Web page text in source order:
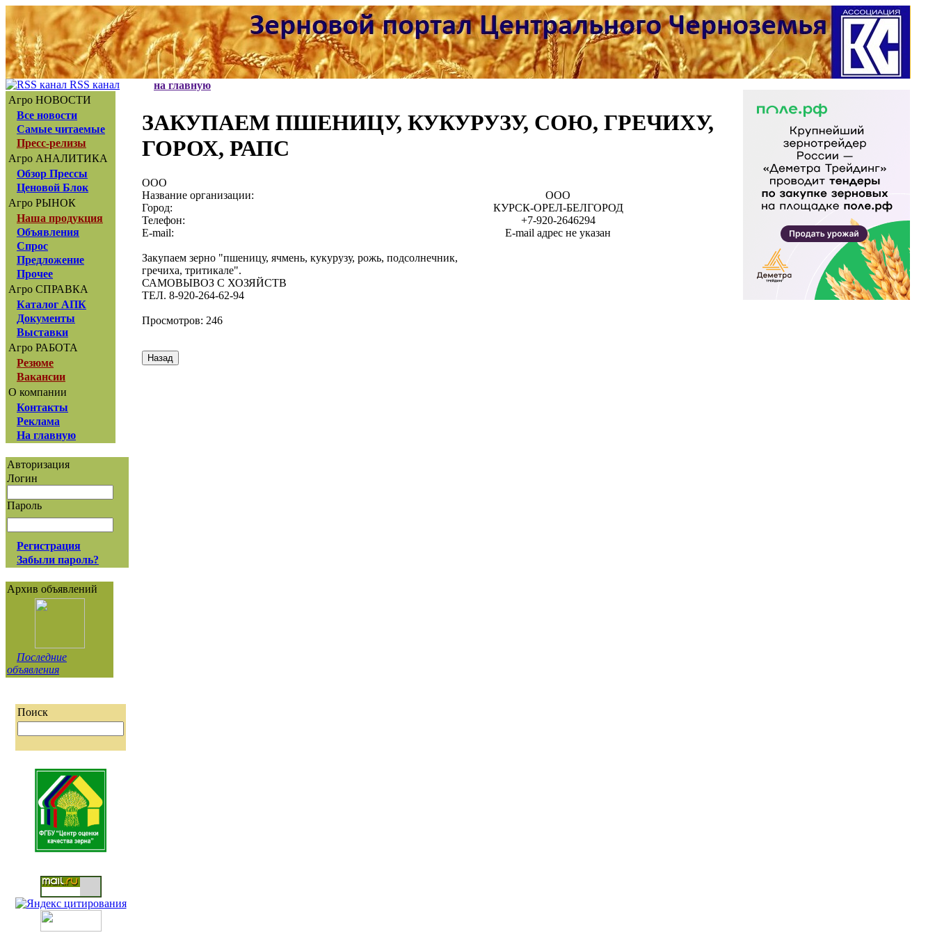
RSS канал
Агро НОВОСТИ
Все новости
Самые читаемые
Пресс-релизы
Агро АНАЛИТИКА
Обзор Прессы
Ценовой Блок
Агро РЫНОК
Наша продукция
Объявления
Спрос
Предложение
Прочее
Агро СПРАВКА
Каталог АПК
Документы
Выставки
Агро РАБОТА
Резюме
Вакансии
О компании
Контакты
Реклама
На главную
Авторизация
Логин
Пароль
Регистрация
Забыли пароль?
Архив объявлений
Последние
объявления
Поиск
на главную
ЗАКУПАЕМ ПШЕНИЦУ, КУКУРУЗУ, СОЮ, ГРЕЧИХУ,
ГОРОХ, РАПС
ООО
Название организации:
ООО
Город:
КУРСК-ОРЕЛ-БЕЛГОРОД
Телефон:
+7-920-2646294
E-mail:
Е-mail адрес не указан
Закупаем зерно "пшеницу, ячмень, кукурузу, рожь, подсолнечник,
гречиха, тритикале".
САМОВЫВОЗ С ХОЗЯЙСТВ
ТЕЛ. 8-920-264-62-94
Просмотров: 246